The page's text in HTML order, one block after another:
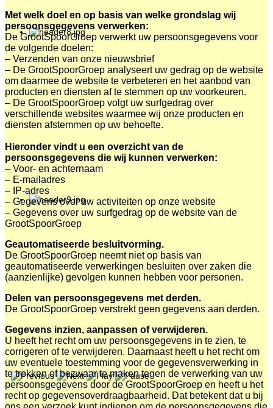
Met welk doel en op basis van welke grondslag wij
persoonsgegevens verwerken:
De GrootSpoorGroep verwerkt uw persoonsgegevens voor
de volgende doelen:
– Verzenden van onze nieuwsbrief
– De GrootSpoorGroep analyseert uw gedrag op de website
om daarmee de website te verbeteren en het aanbod van
producten en diensten af te stemmen op uw voorkeuren.
– De GrootSpoorGroep volgt uw surfgedrag over
verschillende websites waarmee wij onze producten en
diensten afstemmen op uw behoefte.
Hieronder vindt u een overzicht van de
persoonsgegevens die wij kunnen verwerken:
– Voor- en achternaam
– E-mailadres
– IP-adres
– Gegevens over uw activiteiten op onze website
– Gegevens over uw surfgedrag op de website van de
GrootSpoorGroep
Geautomatiseerde besluitvorming.
De GrootSpoorGroep neemt niet op basis van
geautomatiseerde verwerkingen besluiten over zaken die
(aanzienlijke) gevolgen kunnen hebben voor personen.
Delen van persoonsgegevens met derden.
De GrootSpoorGroep verstrekt geen gegevens aan derden.
Gegevens inzien, aanpassen of verwijderen.
U heeft het recht om uw persoonsgegevens in te zien, te
corrigeren of te verwijderen. Daarnaast heeft u het recht om
uw eventuele toestemming voor de gegevensverwerking in
te trekken of bezwaar te maken tegen de verwerking van uw
persoonsgegevens door de GrootSpoorGroep en heeft u het
recht op gegevensoverdraagbaarheid. Dat betekent dat u bij